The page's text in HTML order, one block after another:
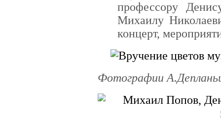
профессору
Михаилу
концерт,
Фотографии